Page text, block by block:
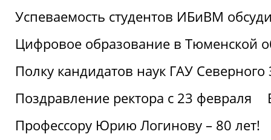
Успеваемость студентов ИБиВМ
Цифровое образование в Тюменской
Полку кандидатов наук ГАУ
Поздравление ректора с 23 февраля
Профессору Юрию Логинову – 80 лет!